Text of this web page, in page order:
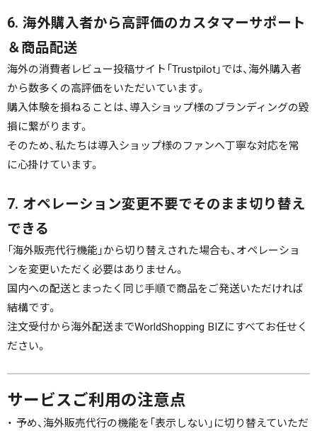
6. 海外購入者から高評価のカスタマーサポート
＆商品配送
海外の消費者レビュー投稿サイト「Trustpilot」では、海外購入者
から数多くの高評価をいただいています。
購入体験を損ねることは、導入ショップ様のブランディングの毀
損に繋がります。
そのため、私たちは導入ショップ様のファンへ丁寧な対応を常
に心掛けています。
7. オペレーション変更不要でそのまま切り替え
できる
「海外販売代行機能」から切り替えされた場合も、オペレーショ
ンを変更いただく必要はありません。
国内への配送とまったく同じ手順で商品をご発送いただければ
結構です。
注文受付から海外配送までWorldShopping BIZにすべてお任せく
ださい。
サービスご利用の注意点
・ 予め、海外販売代行の機能を「表示しない」に切り替えていただ